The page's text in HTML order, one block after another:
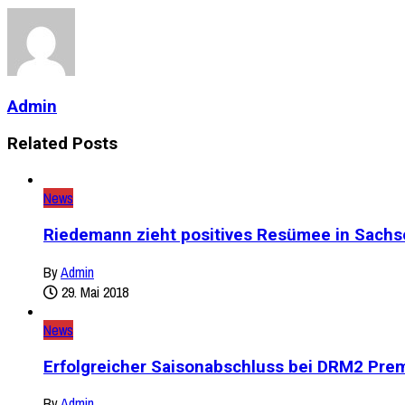
Admin
Related Posts
News
Riedemann zieht positives Resümee in
ByAdmin
29. Mai 2018
News
Erfolgreicher Saisonabschluss bei DRM2